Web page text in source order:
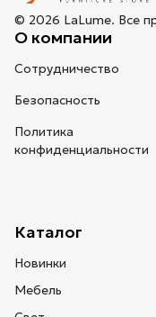
© 2026 LaLume. Все
О компании
Сотрудничество
Безопасность
Политика
конфиденциальности
Каталог
Новинки
Мебель